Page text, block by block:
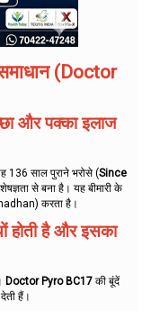
(Doctor
और पक्का इलाज
136 साल पुराने भरोसे (Since
से बना है। यह बीमारी के
करता है।
होती है और इसका
Doctor Pyro BC17 की बूंदें
हैं।